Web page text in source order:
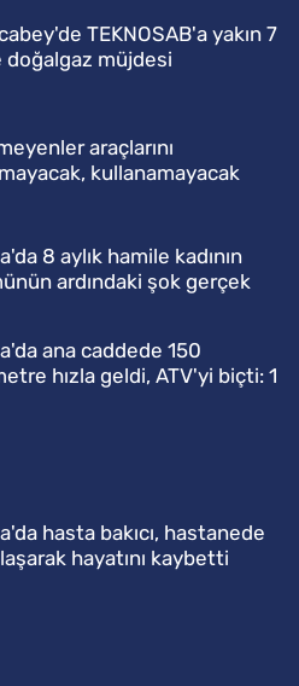
TEKNOSAB'a yakın 7
doğalgaz müjdesi
araçlarını
kullanamayacak
8 aylık hamile kadının
ardındaki şok gerçek
ana caddede 150
hızla geldi, ATV'yi biçti: 1
hasta bakıcı, hastanede
hayatını kaybetti